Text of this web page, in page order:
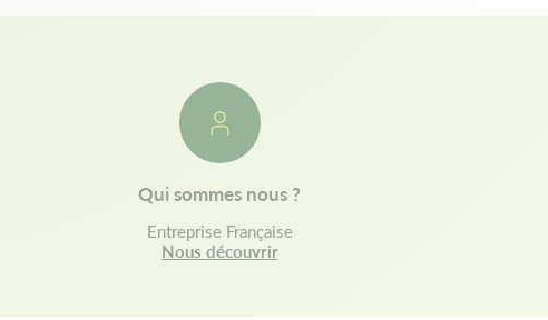
Qui sommes nous ?
Entreprise Française
Nous découvrir